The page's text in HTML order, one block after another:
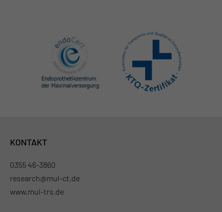
KONTAKT
0355 46-3860
research@mul-ct.de
www.mul-trs.de